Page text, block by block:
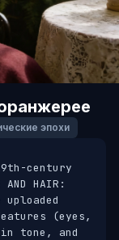
эпохи
century
HAIR:
(eyes,
tone, and